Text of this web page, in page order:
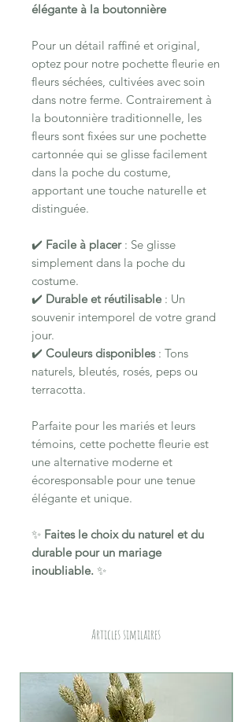
élégante à la boutonnière
Pour un détail raffiné et original,
optez pour notre pochette fleurie en
fleurs séchées, cultivées avec soin
dans notre ferme. Contrairement à
la boutonnière traditionnelle, les
fleurs sont fixées sur une pochette
cartonnée qui se glisse facilement
dans la poche du costume,
apportant une touche naturelle et
distinguée.
✔️ Facile à placer: Se glisse
simplement dans la poche du
costume.
✔️ Durable et réutilisable : Un
souvenir intemporel de votre grand
jour.
✔️ Couleurs disponibles: Tons
naturels, bleutés, rosés, peps ou
terracotta.
Parfaite pour les mariés et leurs
témoins, cette pochette fleurie est
une alternative moderne et
écoresponsable pour une tenue
élégante et unique.
✨ Faites le choix du naturel et du
durable pour un mariage
inoubliable. ✨
Articles similaires